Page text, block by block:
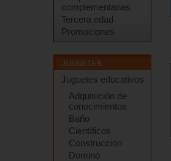
complementarias
Tercera edad
Promociones
Juguetes educativos
Adquisición de
conocimientos
Baño
Científicos
Construcción
Dominó